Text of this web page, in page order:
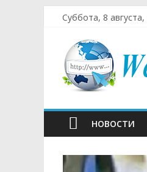
Суббота, 8 августа,
НОВОСТИ